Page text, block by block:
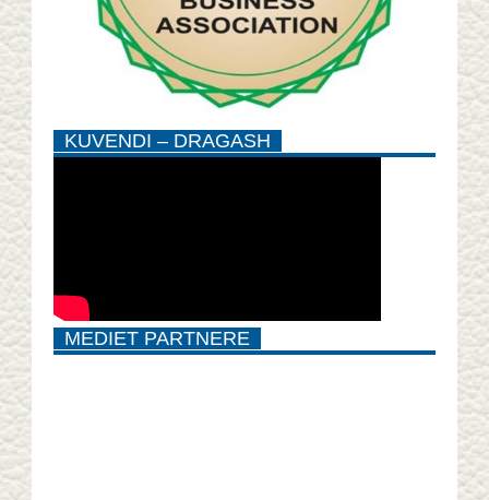
KUVENDI – DRAGASH
MEDIET PARTNERE